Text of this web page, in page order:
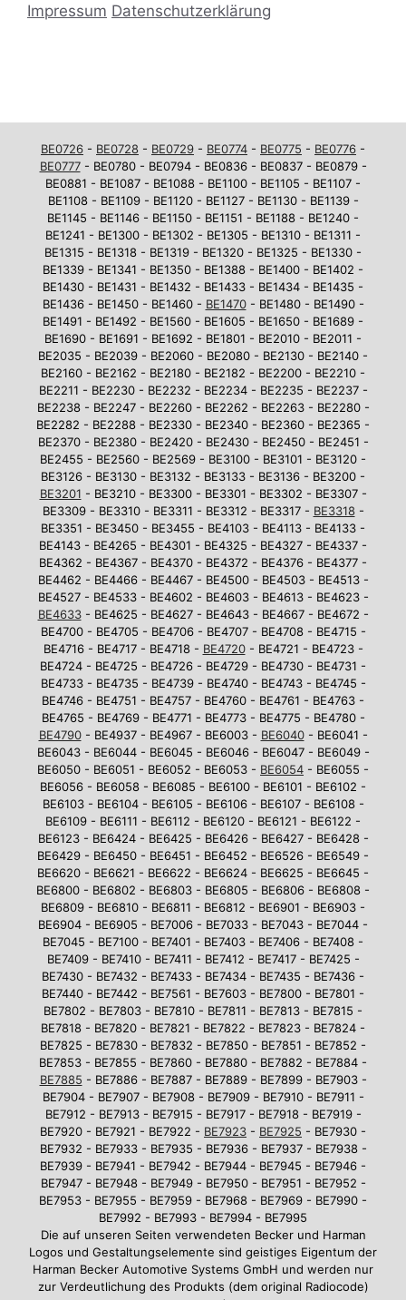
Impressum Datenschutzerklärung
BE0726 - BE0728 - BE0729 - BE0774 - BE0775 - BE0776 -
BE0777- BE0780 - BE0794 - BE0836 - BE0837 - BE0879 -
BE0881 - BE1087 - BE1088 - BE1100 - BE1105 - BE1107 -
BE1108 - BE1109 - BE1120 - BE1127 - BE1130 - BE1139 -
BE1145 - BE1146 - BE1150 - BE1151 - BE1188 - BE1240 -
BE1241 - BE1300 - BE1302 - BE1305 - BE1310 - BE1311 -
BE1315 - BE1318 - BE1319 - BE1320 - BE1325 - BE1330 -
BE1339 - BE1341 - BE1350 - BE1388 - BE1400 - BE1402 -
BE1430 - BE1431 - BE1432 - BE1433 - BE1434 - BE1435 -
BE1436 - BE1450 - BE1460 - BE1470- BE1480 - BE1490 -
BE1491 - BE1492 - BE1560 - BE1605 - BE1650 - BE1689 -
BE1690 - BE1691 - BE1692 - BE1801 - BE2010 - BE2011 -
BE2035 - BE2039 - BE2060 - BE2080 - BE2130 - BE2140 -
BE2160 - BE2162 - BE2180 - BE2182 - BE2200 - BE2210 -
BE2211 - BE2230 - BE2232 - BE2234 - BE2235 - BE2237 -
BE2238 - BE2247 - BE2260 - BE2262 - BE2263 - BE2280 -
BE2282 - BE2288 - BE2330 - BE2340 - BE2360 - BE2365 -
BE2370 - BE2380 - BE2420 - BE2430 - BE2450 - BE2451 -
BE2455 - BE2560 - BE2569 - BE3100 - BE3101 - BE3120 -
BE3126 - BE3130 - BE3132 - BE3133 - BE3136 - BE3200 -
BE3201 - BE3210 - BE3300 - BE3301 - BE3302 - BE3307 -
BE3309 - BE3310 - BE3311 - BE3312 - BE3317 - BE3318-
BE3351 - BE3450 - BE3455 - BE4103 - BE4113 - BE4133 -
BE4143 - BE4265 - BE4301 - BE4325 - BE4327 - BE4337 -
BE4362 - BE4367 - BE4370 - BE4372 - BE4376 - BE4377 -
BE4462 - BE4466 - BE4467 - BE4500 - BE4503 - BE4513 -
BE4527 - BE4533 - BE4602 - BE4603 - BE4613 - BE4623 -
BE4633- BE4625 - BE4627 - BE4643 - BE4667 - BE4672 -
BE4700 - BE4705 - BE4706 - BE4707 - BE4708 - BE4715 -
BE4716 - BE4717 - BE4718 - BE4720- BE4721 - BE4723 -
BE4724 - BE4725 - BE4726 - BE4729 - BE4730 - BE4731 -
BE4733 - BE4735 - BE4739 - BE4740 - BE4743 - BE4745 -
BE4746 - BE4751 - BE4757 - BE4760 - BE4761 - BE4763 -
BE4765 - BE4769 - BE4771 - BE4773 - BE4775 - BE4780 -
BE4790- BE4937 - BE4967 - BE6003 - BE6040- BE6041 -
BE6043 - BE6044 - BE6045 - BE6046 - BE6047 - BE6049 -
BE6050 - BE6051 - BE6052 - BE6053 - BE6054 - BE6055 -
BE6056 - BE6058 - BE6085 - BE6100 - BE6101 - BE6102 -
BE6103 - BE6104 - BE6105 - BE6106 - BE6107 - BE6108 -
BE6109 - BE6111 - BE6112 - BE6120 - BE6121 - BE6122 -
BE6123 - BE6424 - BE6425 - BE6426 - BE6427 - BE6428 -
BE6429 - BE6450 - BE6451 - BE6452 - BE6526 - BE6549 -
BE6620 - BE6621 - BE6622 - BE6624 - BE6625 - BE6645 -
BE6800 - BE6802 - BE6803 - BE6805 - BE6806 - BE6808 -
BE6809 - BE6810 - BE6811 - BE6812 - BE6901 - BE6903 -
BE6904 - BE6905 - BE7006 - BE7033 - BE7043 - BE7044 -
BE7045 - BE7100 - BE7401 - BE7403 - BE7406 - BE7408 -
BE7409 - BE7410 - BE7411 - BE7412 - BE7417 - BE7425 -
BE7430 - BE7432 - BE7433 - BE7434 - BE7435 - BE7436 -
BE7440 - BE7442 - BE7561 - BE7603 - BE7800 - BE7801 -
BE7802 - BE7803 - BE7810 - BE7811 - BE7813 - BE7815 -
BE7818 - BE7820 - BE7821 - BE7822 - BE7823 - BE7824 -
BE7825 - BE7830 - BE7832 - BE7850 - BE7851 - BE7852 -
BE7853 - BE7855 - BE7860 - BE7880 - BE7882 - BE7884 -
BE7885 - BE7886 - BE7887 - BE7889 - BE7899 - BE7903 -
BE7904 - BE7907 - BE7908 - BE7909 - BE7910 - BE7911 -
BE7912 - BE7913 - BE7915 - BE7917 - BE7918 - BE7919 -
BE7920 - BE7921 - BE7922 - BE7923 - BE7925 - BE7930 -
BE7932 - BE7933 - BE7935 - BE7936 - BE7937 - BE7938 -
BE7939 - BE7941 - BE7942 - BE7944 - BE7945 - BE7946 -
BE7947 - BE7948 - BE7949 - BE7950 - BE7951 - BE7952 -
BE7953 - BE7955 - BE7959 - BE7968 - BE7969 - BE7990 -
BE7992 - BE7993 - BE7994 - BE7995
Die auf unseren Seiten verwendeten Becker und Harman
Logos und Gestaltungselemente sind geistiges Eigentum der
Harman Becker Automotive Systems GmbH und werden nur
zur Verdeutlichung des Produkts (dem original Radiocode)